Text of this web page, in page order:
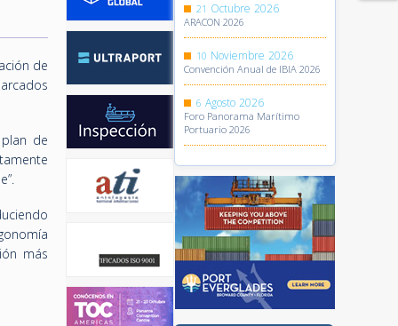
de
de
más
21 Octubre 2026
ARACON 2026
10 Noviembre 2026
Convención Anual de IBIA 2026
6 Agosto 2026
Foro Panorama Marítimo
Portuario 2026